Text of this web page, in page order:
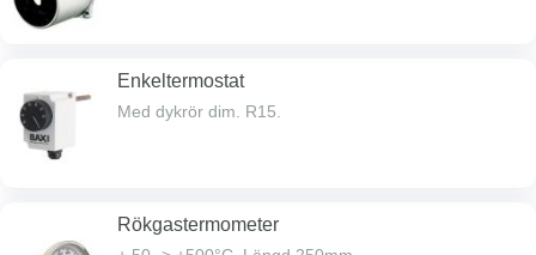
Enkeltermostat
Med dykrör dim. R15.
Rökgastermometer